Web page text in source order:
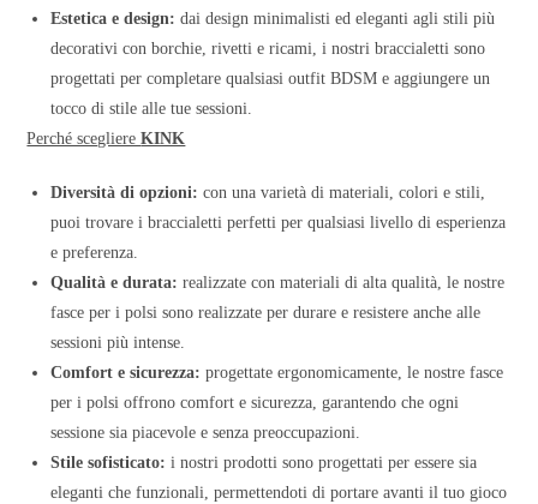
Estetica e design: dai design minimalisti ed eleganti agli stili più
decorativi con borchie, rivetti e ricami, i nostri braccialetti sono
progettati per completare qualsiasi outfit BDSM e aggiungere un
tocco di stile alle tue sessioni.
Perché scegliereKINK
Diversità di opzioni: con una varietà di materiali, colori e stili,
puoi trovare i braccialetti perfetti per qualsiasi livello di esperienza
e preferenza.
Qualità e durata: realizzate con materiali di alta qualità, le nostre
fasce per i polsi sono realizzate per durare e resistere anche alle
sessioni più intense.
Comfort e sicurezza: progettate ergonomicamente, le nostre fasce
per i polsi offrono comfort e sicurezza, garantendo che ogni
sessione sia piacevole e senza preoccupazioni.
Stile sofisticato: i nostri prodotti sono progettati per essere sia
eleganti che funzionali, permettendoti di portare avanti il tuo gioco